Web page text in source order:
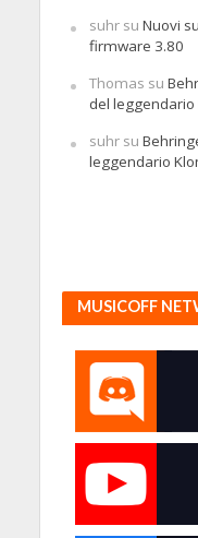
suhrsu Nuovi
firmware 3.80
Thomas su
del leggendario
suhrsu
leggendario
MUSICOFF